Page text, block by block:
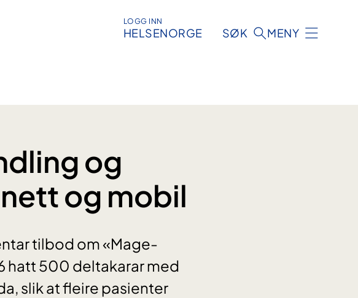
LOGG INN
HELSENORGE SØK MENY
og
og mobil
tilbod om «Mage-
hatt 500 deltakarar med
slik at fleire pasienter